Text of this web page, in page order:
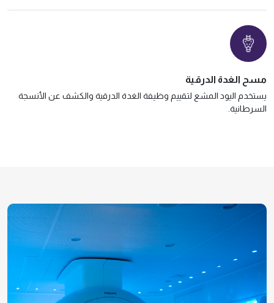
مسح الغدة الدرقية
يستخدم اليود المشع لتقييم وظيفة الغدة الدرقية والكشف عن الأنسجة
السرطانية.